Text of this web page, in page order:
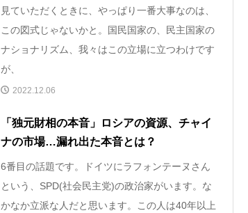
見ていただくときに、やっぱり一番大事なのは、
この図式じゃないかと。国民国家の、民主国家の
ナショナリズム、我々はこの立場に立つわけです
が、
2022.12.06
「独元財相の本音」ロシアの資源、チャイ
ナの市場…漏れ出た本音とは？
6番目の話題です。ドイツにラフォンテーヌさん
という、SPD(社会民主党)の政治家がいます。な
かなか立派な人だと思います。この人は40年以上